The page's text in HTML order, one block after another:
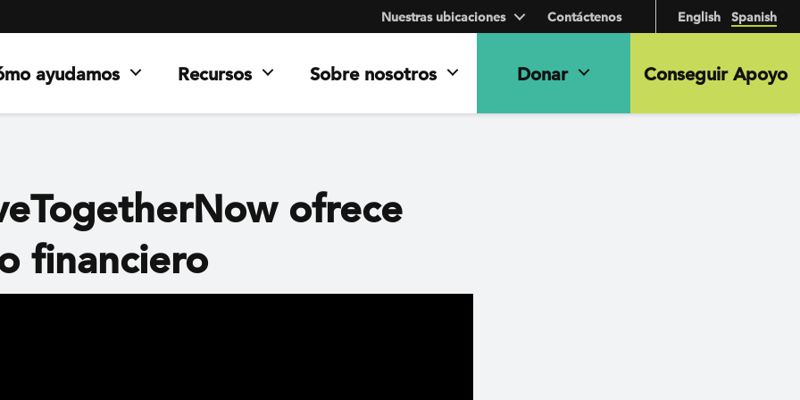
English Spanish
ayudamos Recursos Sobre nosotros Donar Conseguir Apoyo
Nuestras ubicaciones Contáctenos
ofrece
financiero